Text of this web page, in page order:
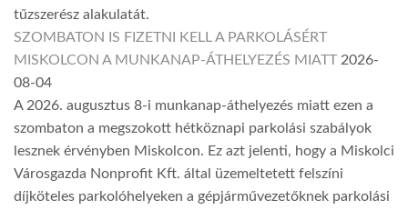
tűzszerész alakulatát.
SZOMBATON IS FIZETNI KELL A PARKOLÁSÉRT
MISKOLCON A MUNKANAP-ÁTHELYEZÉS MIATT 2026-
08-04
A 2026. augusztus 8-i munkanap-áthelyezés miatt ezen a
szombaton a megszokott hétköznapi parkolási szabályok
lesznek érvényben Miskolcon. Ez azt jelenti, hogy a Miskolci
Városgazda Nonprofit Kft. által üzemeltetett felszíni
díjköteles parkolóhelyeken a gépjárművezetőknek parkolási